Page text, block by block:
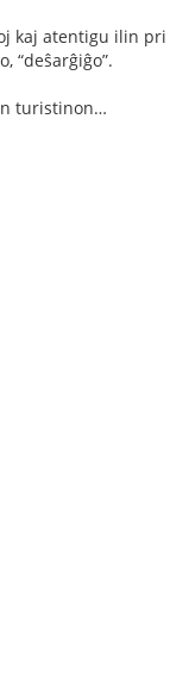
kaj atentigu ilin pri
“deŝarĝiĝo”.
turistinon…